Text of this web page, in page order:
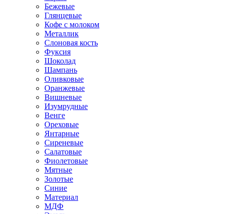
Бежевые
Глянцевые
Кофе с молоком
Металлик
Слоновая кость
Фуксия
Шоколад
Шампань
Оливковые
Оранжевые
Вишневые
Изумрудные
Венге
Ореховые
Янтарные
Сиреневые
Салатовые
Фиолетовые
Мятные
Золотые
Синие
Материал
МДФ